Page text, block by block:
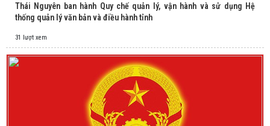
Thái Nguyên ban hành Quy chế quản lý, vận hành và sử dụng Hệ
thống quản lý văn bản và điều hành tỉnh
31 lượt xem